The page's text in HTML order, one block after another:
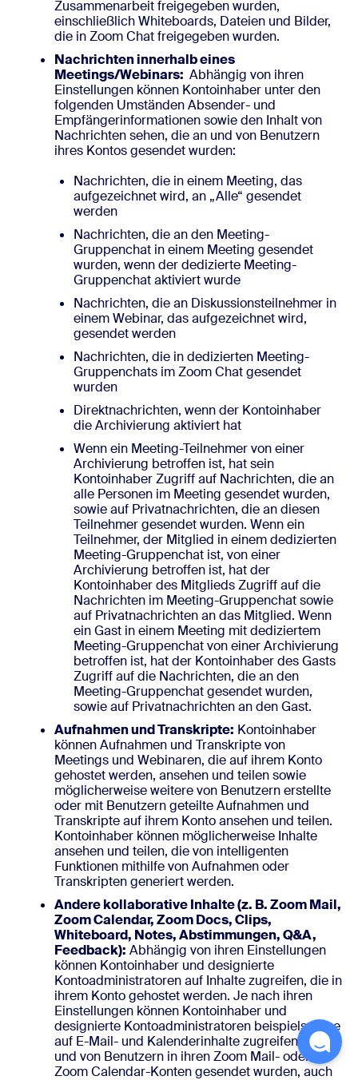
Zusammenarbeit freigegeben wurden,
einschließlich Whiteboards, Dateien und Bilder,
die in Zoom Chat freigegeben wurden.
Nachrichten innerhalb eines
Meetings/Webinars: Abhängig von ihren
Einstellungen können Kontoinhaber unter den
folgenden Umständen Absender- und
Empfängerinformationen sowie den Inhalt von
Nachrichten sehen, die an und von Benutzern
ihres Kontos gesendet wurden:
Nachrichten, die in einem Meeting, das
aufgezeichnet wird, an „Alle“ gesendet
werden
Nachrichten, die an den Meeting-
Gruppenchat in einem Meeting gesendet
wurden, wenn der dedizierte Meeting-
Gruppenchat aktiviert wurde
Nachrichten, die an Diskussionsteilnehmer in
einem Webinar, das aufgezeichnet wird,
gesendet werden
Nachrichten, die in dedizierten Meeting-
Gruppenchats im Zoom Chat gesendet
wurden
Direktnachrichten, wenn der Kontoinhaber
die Archivierung aktiviert hat
Wenn ein Meeting-Teilnehmer von einer
Archivierung betroffen ist, hat sein
Kontoinhaber Zugriff auf Nachrichten, die an
alle Personen im Meeting gesendet wurden,
sowie auf Privatnachrichten, die an diesen
Teilnehmer gesendet wurden. Wenn ein
Teilnehmer, der Mitglied in einem dedizierten
Meeting-Gruppenchat ist, von einer
Archivierung betroffen ist, hat der
Kontoinhaber des Mitglieds Zugriff auf die
Nachrichten im Meeting-Gruppenchat sowie
auf Privatnachrichten an das Mitglied. Wenn
ein Gast in einem Meeting mit dediziertem
Meeting-Gruppenchat von einer Archivierung
betroffen ist, hat der Kontoinhaber des Gasts
Zugriff auf die Nachrichten, die an den
Meeting-Gruppenchat gesendet wurden,
sowie auf Privatnachrichten an den Gast.
Aufnahmen und Transkripte: Kontoinhaber
können Aufnahmen und Transkripte von
Meetings und Webinaren, die auf ihrem Konto
gehostet werden, ansehen und teilen sowie
möglicherweise weitere von Benutzern erstellte
oder mit Benutzern geteilte Aufnahmen und
Transkripte auf ihrem Konto ansehen und teilen.
Kontoinhaber können möglicherweise Inhalte
ansehen und teilen, die von intelligenten
Funktionen mithilfe von Aufnahmen oder
Transkripten generiert werden.
Andere kollaborative Inhalte (z. B. Zoom Mail,
Zoom Calendar, Zoom Docs, Clips,
Whiteboard, Notes, Abstimmungen, Q&A,
Feedback): Abhängig von ihren Einstellungen
können Kontoinhaber und designierte
Kontoadministratoren auf Inhalte zugreifen, die in
ihrem Konto gehostet werden. Je nach ihren
Einstellungen können Kontoinhaber und
designierte Kontoadministratoren beispielsweise
auf E-Mail- und Kalenderinhalte zugreifen, die an
und von Benutzern in ihren Zoom Mail- oder
Zoom Calendar-Konten gesendet wurden, auch